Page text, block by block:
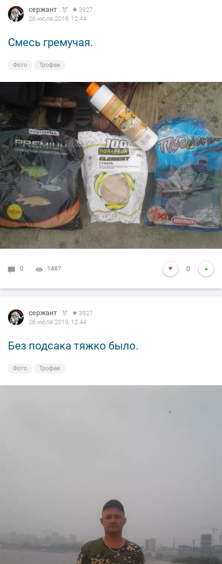
сержант
3927
26 июля 2019, 12:44
Смесь гремучая.
Фото Трофеи
0 1487 0
сержант
3927
26 июля 2019, 12:44
Без подсака тяжко было.
Фото Трофеи